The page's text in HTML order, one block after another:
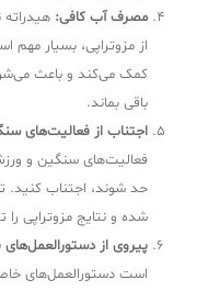
مصرف آب کافی:
از مزوتراپی، بسیار
کمک می‌کند و باعث
باقی بماند.
اجتناب از فعالیت‌های
فعالیت‌های سنگین و
حد شوند، اجتناب
شده و نتایج مزوتراپی را
پیروی از
است دستورالعمل‌های